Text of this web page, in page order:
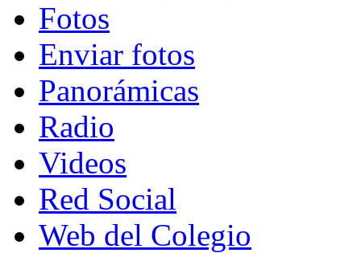
Fotos
Enviar fotos
Panorámicas
Radio
Videos
Red Social
Web del Colegio